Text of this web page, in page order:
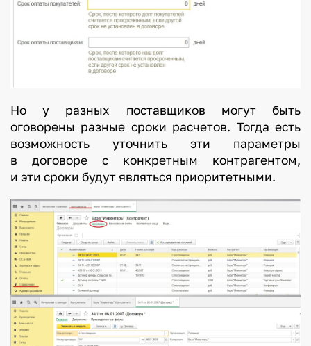
Но у разных поставщиков могут быть
оговорены разные сроки расчетов. Тогда есть
возможность уточнить эти параметры
в договоре с конкретным контрагентом,
и эти сроки будут являться приоритетными.